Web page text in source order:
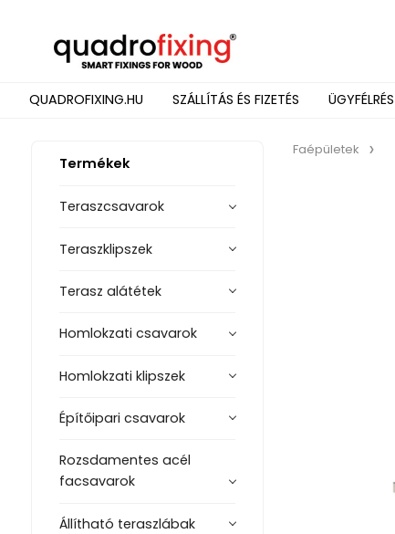
QUADROFIXING.HU SZÁLLÍTÁS ÉS FIZETÉS
Termékek
Teraszcsavarok
Teraszklipszek
Terasz alátétek
Homlokzati csavarok
Homlokzati klipszek
Építőipari csavarok
Rozsdamentes acél
facsavarok
Állítható teraszlábak
Faépületek